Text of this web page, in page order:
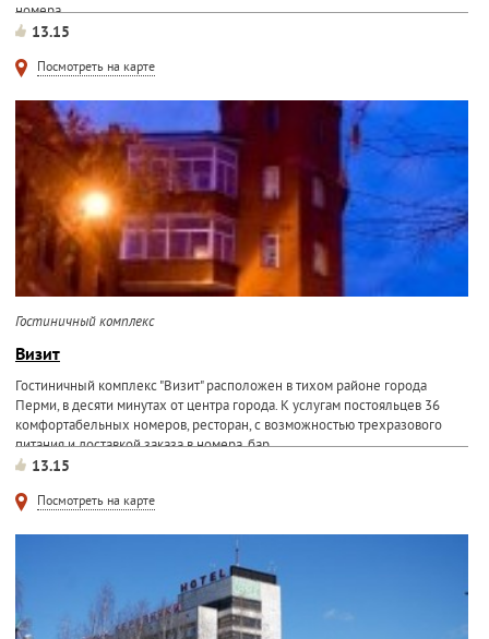
номера...
13.15
Посмотреть на карте
Гостиничный комплекс
Визит
Гостиничный комплекс "Визит" расположен в тихом районе города
Перми, в десяти минутах от центра города. К услугам постояльцев 36
комфортабельных номеров, ресторан, с возможностью трехразового
питания и доставкой заказа в номера, бар...
13.15
Посмотреть на карте